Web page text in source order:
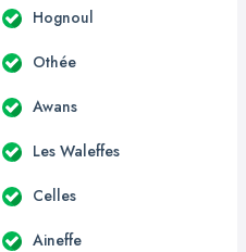
Hognoul
Othée
Awans
Les Waleffes
Celles
Aineffe